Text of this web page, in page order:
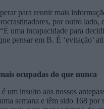
para reunir mais
por outro lado,
uma incapacidade para
pensar em B. É ‘evitação’
ocupadas do que nunca
um insulto aos nossos
semana e têm sido 168 por